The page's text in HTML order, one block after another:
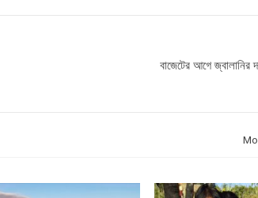
বাজেটের আগে জ্বালানির